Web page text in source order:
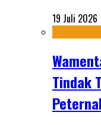
19 Juli 2026
Tindak